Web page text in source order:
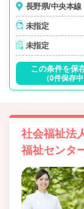
長野県/中央本線
未指定
未指定
この条件を保
（0件保存中
社会福祉法
福祉センタ